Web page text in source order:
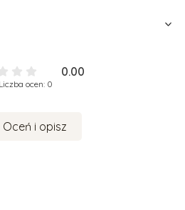
0.00
Liczba ocen: 0
Oceń i opisz